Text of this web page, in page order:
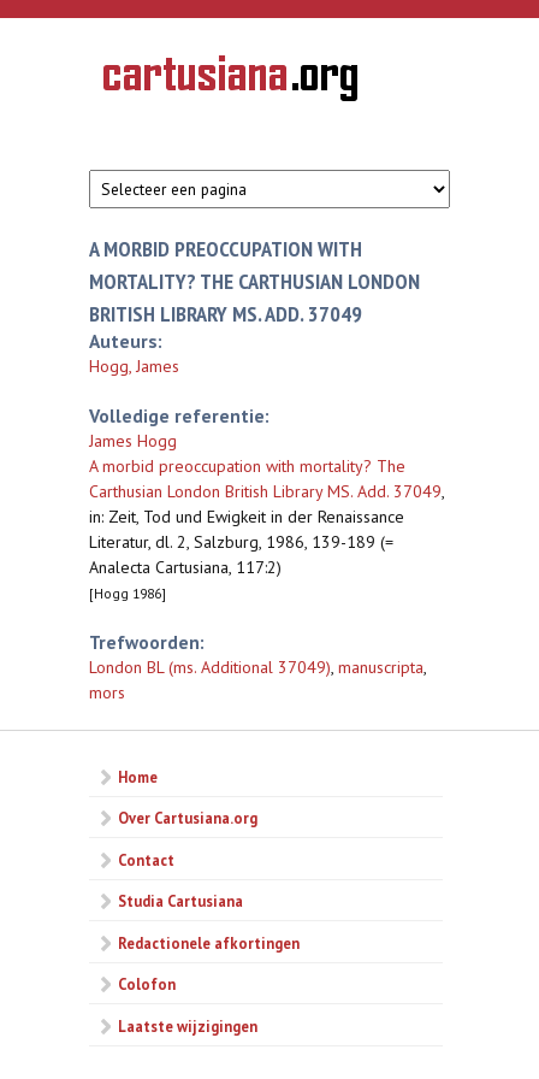
Overslaan en naar de inhoud gaan
CARTUSIANA
Geschiedenis
van de
A MORBID PREOCCUPATION WITH
MORTALITY? THE CARTHUSIAN LONDON
BRITISH LIBRARY MS. ADD. 37049
Auteurs:
Hogg, James
Volledige referentie:
James Hogg
A morbid preoccupation with mortality? The
Carthusian London British Library MS. Add. 37049,
in: Zeit, Tod und Ewigkeit in der Renaissance
Literatur, dl. 2, Salzburg, 1986, 139-189 (=
Analecta Cartusiana, 117:2)
[Hogg 1986]
Trefwoorden:
London BL (ms. Additional 37049), manuscripta,
mors
Home
Over Cartusiana.org
Contact
Studia Cartusiana
Redactionele afkortingen
Colofon
Laatste wijzigingen